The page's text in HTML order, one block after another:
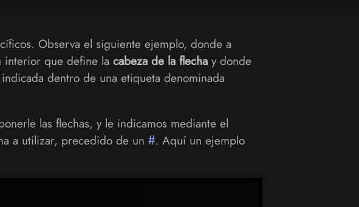
Observa el siguiente ejemplo, donde a
interior que define la cabeza de la flecha y donde
dentro de una etiqueta denominada
las flechas, y le indicamos mediante el
a utilizar, precedido de un#. Aquí un ejemplo